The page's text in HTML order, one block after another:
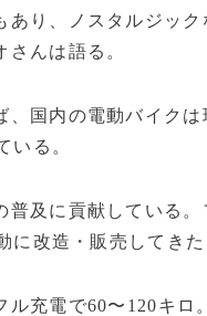
あり、ノスタルジッ
んは語る。
国内の電動バイク
いる。
及に貢献している
に改造・販売してきた
充電で60〜120キ